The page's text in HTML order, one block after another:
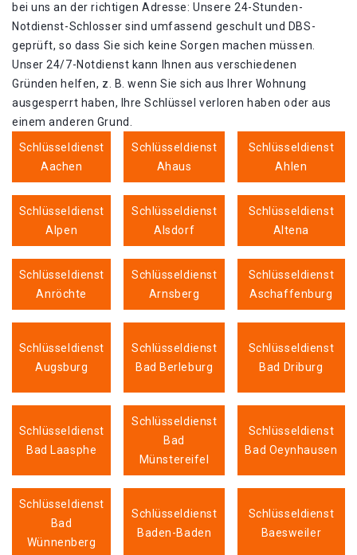
bei uns an der richtigen Adresse: Unsere 24-Stunden-
Notdienst-Schlosser sind umfassend geschult und DBS-
geprüft, so dass Sie sich keine Sorgen machen müssen.
Unser 24/7-Notdienst kann Ihnen aus verschiedenen
Gründen helfen, z. B. wenn Sie sich aus Ihrer Wohnung
ausgesperrt haben, Ihre Schlüssel verloren haben oder aus
einem anderen Grund.
Schlüsseldienst
Aachen
Schlüsseldienst
Ahaus
Schlüsseldienst
Ahlen
Schlüsseldienst
Alpen
Schlüsseldienst
Alsdorf
Schlüsseldienst
Altena
Schlüsseldienst
Anröchte
Schlüsseldienst
Arnsberg
Schlüsseldienst
Aschaffenburg
Schlüsseldienst
Augsburg
Schlüsseldienst
Bad Berleburg
Schlüsseldienst
Bad Driburg
Schlüsseldienst
Bad Laasphe
Schlüsseldienst
Bad
Münstereifel
Schlüsseldienst
Bad Oeynhausen
Schlüsseldienst
Bad
Wünnenberg
Schlüsseldienst
Baden-Baden
Schlüsseldienst
Baesweiler